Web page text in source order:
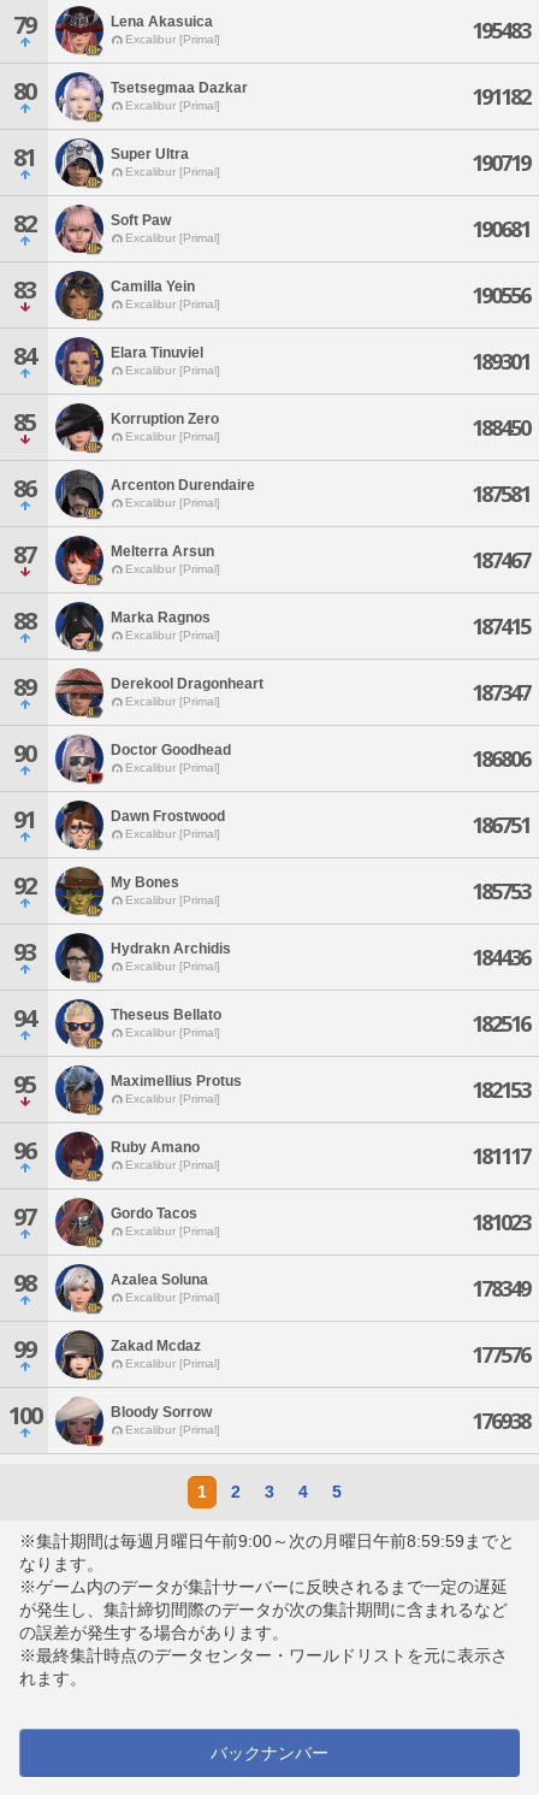
79 Lena Akasuica
Excalibur [Primal] 195483
80 Tsetsegmaa Dazkar
Excalibur [Primal] 191182
81 Super Ultra
Excalibur [Primal] 190719
82 Soft Paw
Excalibur [Primal] 190681
83 Camilla Yein
Excalibur [Primal] 190556
84 Elara Tinuviel
Excalibur [Primal] 189301
85 Korruption Zero
Excalibur [Primal] 188450
86 Arcenton Durendaire
Excalibur [Primal] 187581
87 Melterra Arsun
Excalibur [Primal] 187467
88 Marka Ragnos
Excalibur [Primal] 187415
89 Derekool Dragonheart
Excalibur [Primal] 187347
90 Doctor Goodhead
Excalibur [Primal] 186806
91 Dawn Frostwood
Excalibur [Primal] 186751
92 My Bones
Excalibur [Primal] 185753
93 Hydrakn Archidis
Excalibur [Primal] 184436
94 Theseus Bellato
Excalibur [Primal] 182516
95 Maximellius Protus
Excalibur [Primal] 182153
96 Ruby Amano
Excalibur [Primal] 181117
97 Gordo Tacos
Excalibur [Primal] 181023
98 Azalea Soluna
Excalibur [Primal] 178349
99 Zakad Mcdaz
Excalibur [Primal] 177576
100 Bloody Sorrow
Excalibur [Primal] 176938
1 2 3 4 5
※集計期間は毎週月曜日午前9:00～次の月曜日午前8:59:59までと
なります。
※ゲーム内のデータが集計サーバーに反映されるまで一定の遅延
が発生し、集計締切間際のデータが次の集計期間に含まれるなど
の誤差が発生する場合があります。
※最終集計時点のデータセンター・ワールドリストを元に表示さ
れます。
バックナンバー